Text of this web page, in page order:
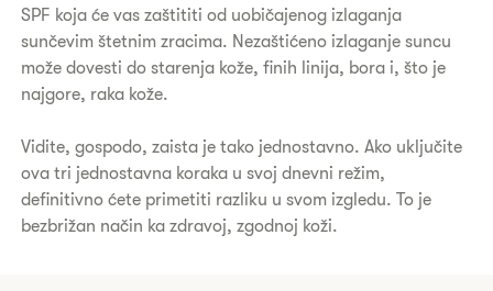
SPF koja će vas zaštititi od uobičajenog izlaganja
sunčevim štetnim zracima. Nezaštićeno izlaganje suncu
može dovesti do starenja kože, finih linija, bora i, što je
najgore, raka kože.
Vidite, gospodo, zaista je tako jednostavno. Ako uključite
ova tri jednostavna koraka u svoj dnevni režim,
definitivno ćete primetiti razliku u svom izgledu. To je
bezbrižan način ka zdravoj, zgodnoj koži.